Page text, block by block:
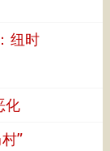
纽时
化
”